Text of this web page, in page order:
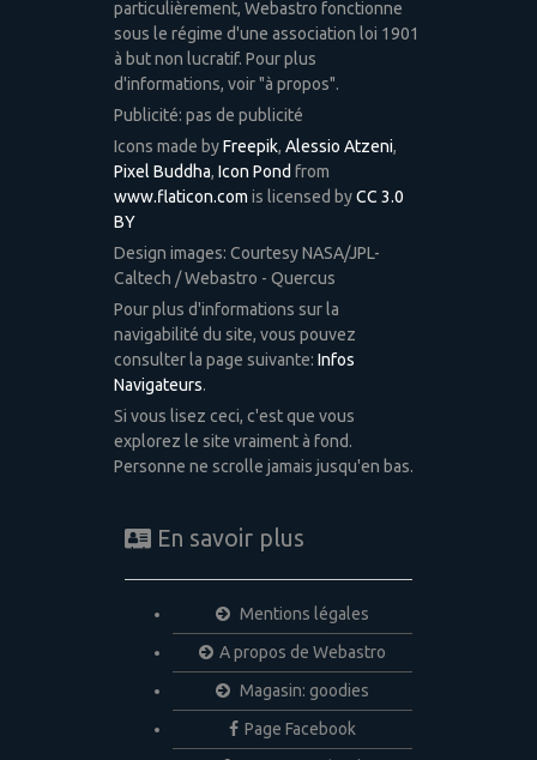
particulièrement, Webastro fonctionne
sous le régime d'une association loi 1901
à but non lucratif. Pour plus
d'informations, voir "à propos".
Publicité: pas de publicité
Icons made byFreepik, Alessio Atzeni,
Pixel Buddha, Icon Pond from
www.flaticon.com is licensed byCC 3.0
BY
Design images: Courtesy NASA/JPL-
Caltech / Webastro - Quercus
Pour plus d'informations sur la
navigabilité du site, vous pouvez
consulter la page suivante: Infos
Navigateurs.
Si vous lisez ceci, c'est que vous
explorez le site vraiment à fond.
Personne ne scrolle jamais jusqu'en bas.
En savoir plus
Mentions légales
A propos de Webastro
Magasin: goodies
Page Facebook